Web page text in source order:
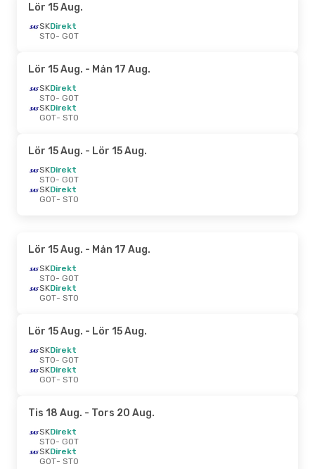
Lör 15 Aug.
SKDirekt
STO- GOT
Lör 15 Aug. - Mån 17 Aug.
SKDirekt
STO- GOT
SKDirekt
GOT- STO
Lör 15 Aug. - Lör 15 Aug.
SKDirekt
STO- GOT
SKDirekt
GOT- STO
Lör 15 Aug. - Mån 17 Aug.
SKDirekt
STO- GOT
SKDirekt
GOT- STO
Lör 15 Aug. - Lör 15 Aug.
SKDirekt
STO- GOT
SKDirekt
GOT- STO
Tis 18 Aug. - Tors 20 Aug.
SKDirekt
STO- GOT
SKDirekt
GOT- STO